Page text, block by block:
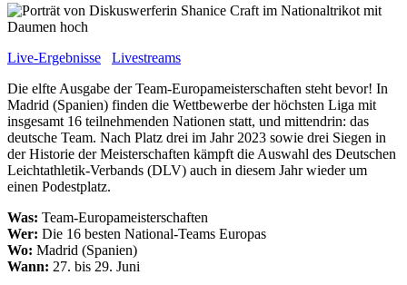
Live-Ergebnisse
Livestreams
Die elfte Ausgabe der Team-Europameisterschaften steht bevor! In
Madrid (Spanien) finden die Wettbewerbe der höchsten Liga mit
insgesamt 16 teilnehmenden Nationen statt, und mittendrin: das
deutsche Team. Nach Platz drei im Jahr 2023 sowie drei Siegen in
der Historie der Meisterschaften kämpft die Auswahl des Deutschen
Leichtathletik-Verbands (DLV) auch in diesem Jahr wieder um
einen Podestplatz.
Was: Team-Europameisterschaften
Wer: Die 16 besten National-Teams Europas
Wo: Madrid (Spanien)
Wann: 27. bis 29. Juni